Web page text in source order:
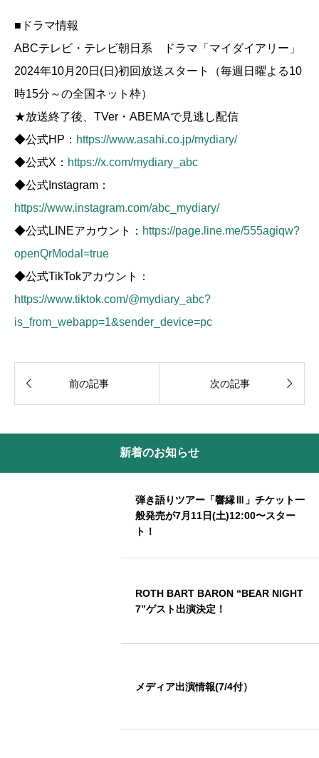
■ドラマ情報
ABCテレビ・テレビ朝日系 ドラマ「マイダイアリー」
2024年10月20日(日)初回放送スタート（毎週日曜よる10
時15分～の全国ネット枠）
★放送終了後、TVer・ABEMAで見逃し配信
◆公式HP： https://www.asahi.co.jp/mydiary/
◆公式X： https://x.com/mydiary_abc
◆公式Instagram：
https://www.instagram.com/abc_mydiary/
◆公式LINEアカウント： https://page.line.me/555agiqw?
openQrModal=true
◆公式TikTokアカウント：
https://www.tiktok.com/@mydiary_abc?
is_from_webapp=1&sender_device=pc
 前の記事 次の記事 
新着のお知らせ
弾き語りツアー「響縁Ⅲ」チケット一
般発売が7月11日(土)12:00〜スター
ト！
ROTH BART BARON “BEAR NIGHT
7”ゲスト出演決定！
メディア出演情報(7/4付）